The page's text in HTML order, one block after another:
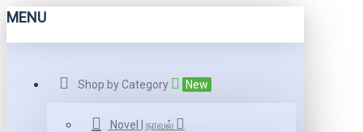
MENU
Shop by Category New
Novel | நாவல்